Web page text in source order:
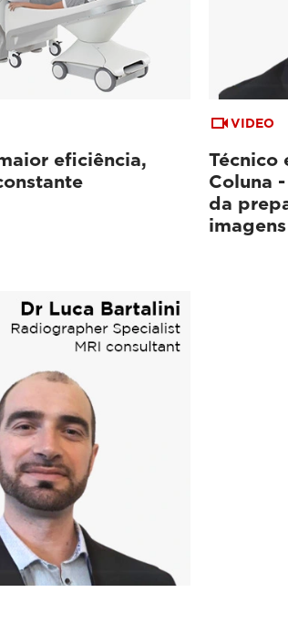
eficiência,
VIDEO
Técnico
Coluna
da